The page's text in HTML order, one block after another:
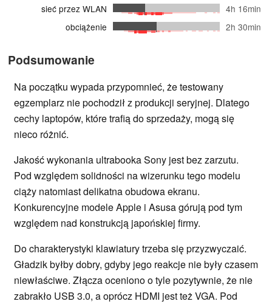
sieć przez WLAN
4h 16min
obciążenie
2h 30min
Podsumowanie
Na początku wypada przypomnieć, że testowany
egzemplarz nie pochodził z produkcji seryjnej. Dlatego
cechy laptopów, które trafią do sprzedaży, mogą się
nieco różnić.
Jakość wykonania ultrabooka Sony jest bez zarzutu.
Pod względem solidności na wizerunku tego modelu
ciąży natomiast delikatna obudowa ekranu.
Konkurencyjne modele Apple i Asusa górują pod tym
względem nad konstrukcją japońskiej firmy.
Do charakterystyki klawiatury trzeba się przyzwyczaić.
Gładzik byłby dobry, gdyby jego reakcje nie były czasem
niewłaściwe. Złącza oceniono o tyle pozytywnie, że nie
zabrakło USB 3.0, a oprócz HDMI jest też VGA. Pod